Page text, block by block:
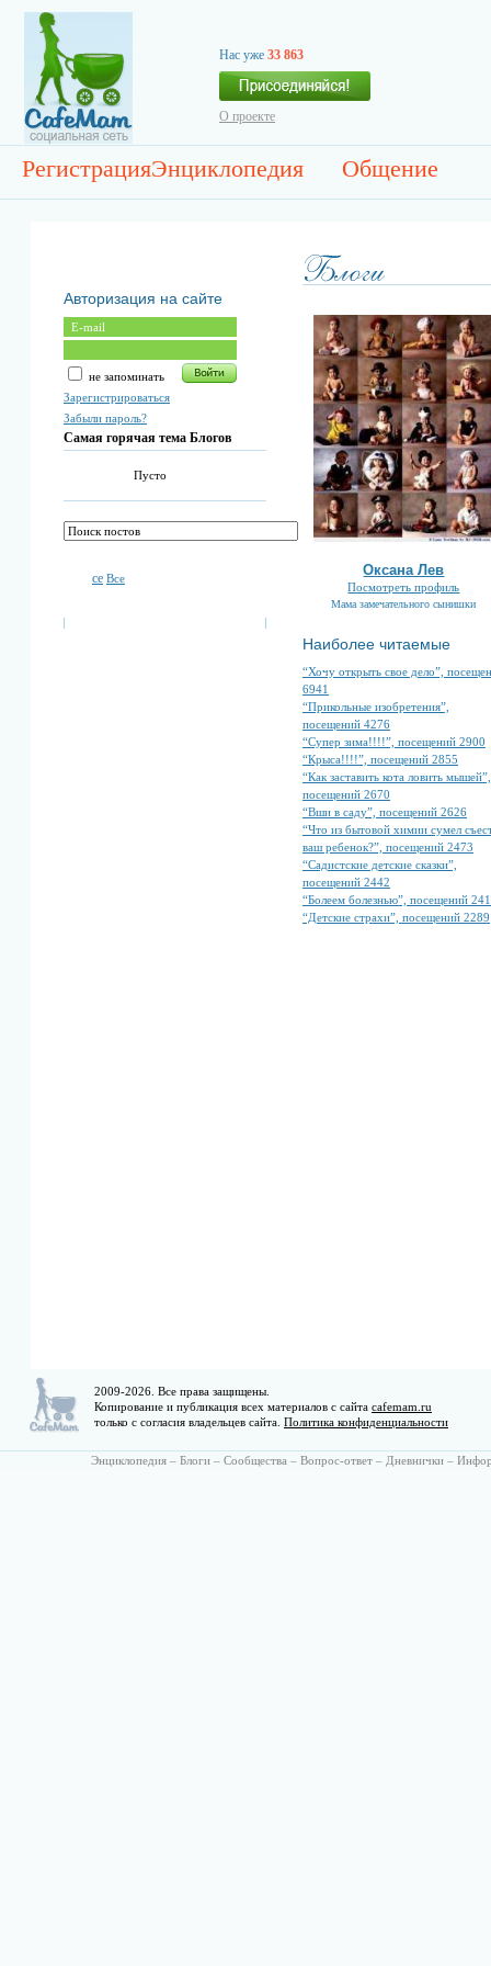
Нас уже 33 863
О проекте
РегистрацияЭнциклопедия Общение
Авторизация на сайте
не запоминать
Зарегистрироваться
Забыли пароль?
Самая горячая тема Блогов
Пусто
се Все Оксана Лев
Посмотреть профиль
Мама замечательного сынишки
Наиболее читаемые
“Хочу открыть свое дело”,
6941
“Прикольные изобретения”,
посещений 4276
“Супер зима!!!!”, посещений 2900
“Крыса!!!!”, посещений 2855
“Как заставить кота ловить мышей”,
посещений 2670
“Вши в саду”, посещений 2626
“Что из бытовой химии сумел
ваш ребенок?”, посещений 2473
“Садистские детские сказки”,
посещений 2442
“Болеем болезнью”, посещений
“Детские страхи”, посещений 2289
2009-2026. Все права защищены.
Копирование и публикация всех материалов с сайта cafemam.ru
только с согласия владельцев сайта. Политика конфиденциальности
Энциклопедия – Блоги – Сообщества – Вопрос-ответ – Дневнички –